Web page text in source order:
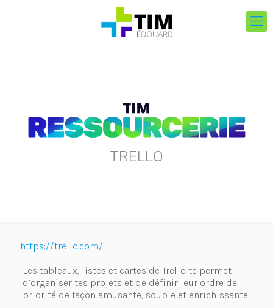
TRELLO
https://trello.com/
Les tableaux, listes et cartes de Trello te permet
d’organiser tes projets et de définir leur ordre de
priorité de façon amusante, souple et enrichissante.